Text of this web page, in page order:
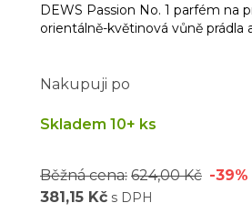
DEWS Passion No. 1 parfém na
orientálně-květinová vůně prádla
Nakupuji po
Skladem 10+ ks
Běžná cena: 624,00 Kč -39%
381,15 Kč s DPH